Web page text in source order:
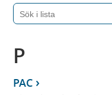
P
PAC